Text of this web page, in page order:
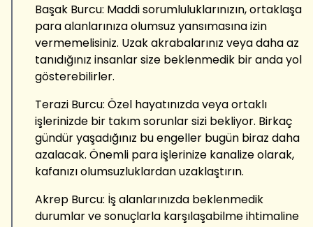
Başak Burcu: Maddi sorumluluklarınızın, ortaklaşa
para alanlarınıza olumsuz yansımasına izin
vermemelisiniz. Uzak akrabalarınız veya daha az
tanıdığınız insanlar size beklenmedik bir anda yol
gösterebilirler.
Terazi Burcu: Özel hayatınızda veya ortaklı
işlerinizde bir takım sorunlar sizi bekliyor. Birkaç
gündür yaşadığınız bu engeller bugün biraz daha
azalacak. Önemli para işlerinize kanalize olarak,
kafanızı olumsuzluklardan uzaklaştırın.
Akrep Burcu: İş alanlarınızda beklenmedik
durumlar ve sonuçlarla karşılaşabilme ihtimaline